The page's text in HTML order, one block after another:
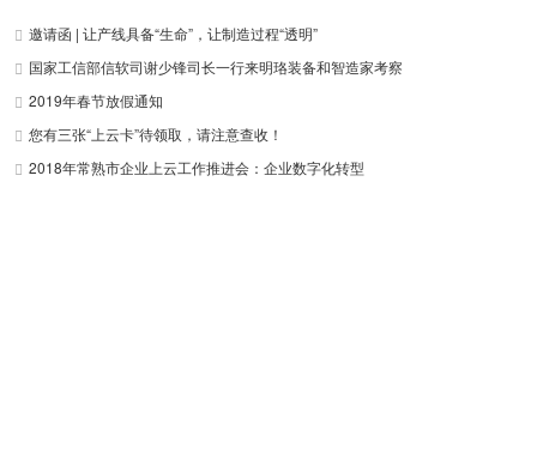
邀请函 | 让产线具备“生命”，让制造过程“透明”
国家工信部信软司谢少锋司长一行来明珞装备和智造家考察
2019年春节放假通知
您有三张“上云卡”待领取，请注意查收！
2018年常熟市企业上云工作推进会：企业数字化转型